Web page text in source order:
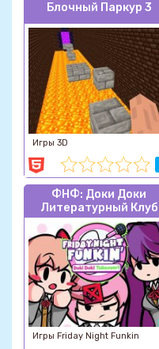
Блочный Паркур 3
Игры 3D
ФНФ: Доки Доки
Литературный Клуб
Игры Friday Night Funkin